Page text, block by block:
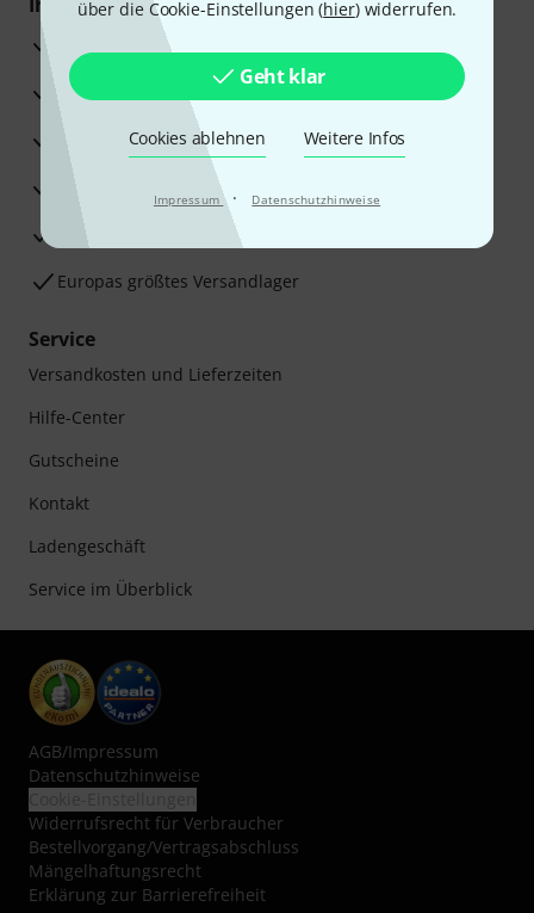
über die Cookie-Einstellungen (hier) widerrufen.
Geht klar
Cookies ablehnen Weitere Infos
Impressum · Datenschutzhinweise
3 Jahre Thomann Garantie
30 Tage Money-Back-Garantie
Reparaturservice
Beratung durch Fachexperten
Zufriedenheitsgarantie
Europas größtes Versandlager
Service
Versandkosten und Lieferzeiten
Hilfe-Center
Gutscheine
Kontakt
Ladengeschäft
Service im Überblick
AGB/Impressum
Datenschutzhinweise
Widerrufsrecht für Verbraucher
Bestellvorgang/Vertragsabschluss
Mängelhaftungsrecht
Erklärung zur Barrierefreiheit